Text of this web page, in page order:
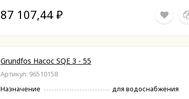
87 107,44 ₽
Grundfos Насос SQE 3 - 55
Артикул: 96510158
Назначение для водоснабжения